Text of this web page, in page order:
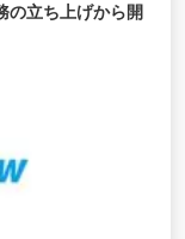
の立ち上げから開